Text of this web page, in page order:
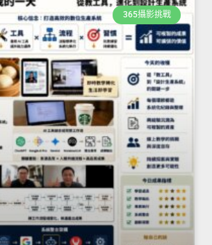
365攝影挑戰